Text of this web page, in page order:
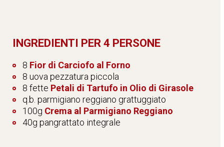
INGREDIENTI PER 4 PERSONE
8 Fior di Carciofo al Forno
8 uova pezzatura piccola
8 fette Petali di Tartufo in Olio di Girasole
q.b. parmigiano reggiano grattuggiato
100g Crema al Parmigiano Reggiano
40g pangrattato integrale